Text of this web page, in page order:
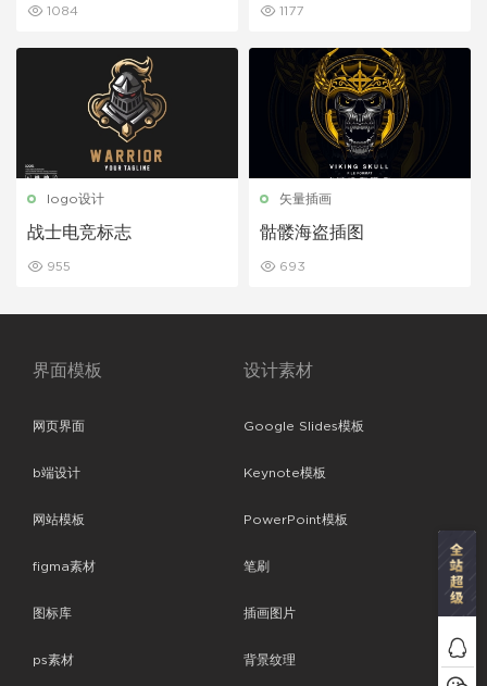
1084 1177
logo设计
战士电竞标志
955
矢量插画
骷髅海盗插图
693
界面模板
网页界面
b端设计
网站模板
figma素材
图标库
ps素材
设计素材
Google Slides模板
Keynote模板
PowerPoint模板
笔刷
插画图片
背景纹理